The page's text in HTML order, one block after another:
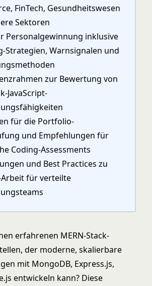
FinTech, Gesundheitswesen
Sektoren
Personalgewinnung inklusive
Strategien, Warnsignalen und
zur Bewertung von
JavaScript-
für die Portfolio-
und Empfehlungen für
Coding-Assessments
und Best Practices zu
Arbeit für verteilte
erfahrenen MERN-Stack-
der moderne, skalierbare
mit MongoDB, Express.js,
entwickeln kann? Diese